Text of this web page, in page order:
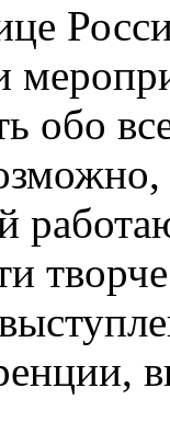
обо